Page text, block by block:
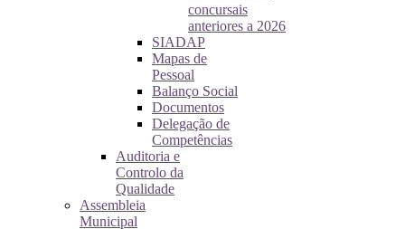
concursais
anteriores a 2026
SIADAP
Mapas de
Pessoal
Balanço Social
Documentos
Delegação de
Competências
Auditoria e
Controlo da
Qualidade
Assembleia
Municipal